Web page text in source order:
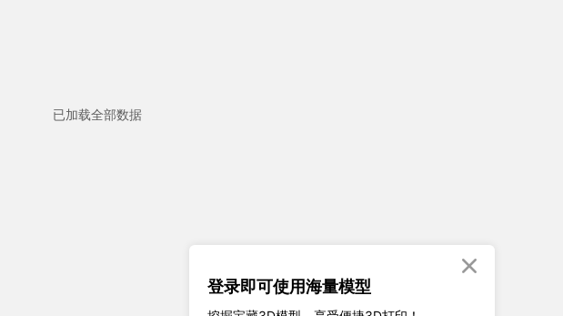
登录即可使用海量模型
